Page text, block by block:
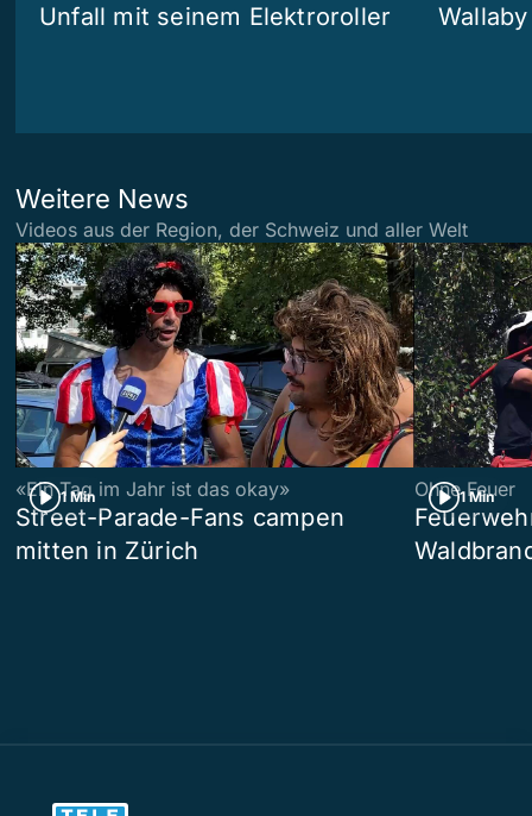
Unfall mit seinem Elektroroller
Weitere News
Videos aus der Region, der Schweiz und aller Welt
1 Min
«Ein Tag im Jahr ist das okay»
Street-Parade-Fans campen
mitten in Zürich
1 Min
Ohne Feuer